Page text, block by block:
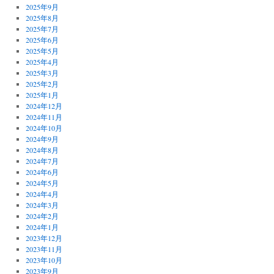
2025年9月
2025年8月
2025年7月
2025年6月
2025年5月
2025年4月
2025年3月
2025年2月
2025年1月
2024年12月
2024年11月
2024年10月
2024年9月
2024年8月
2024年7月
2024年6月
2024年5月
2024年4月
2024年3月
2024年2月
2024年1月
2023年12月
2023年11月
2023年10月
2023年9月